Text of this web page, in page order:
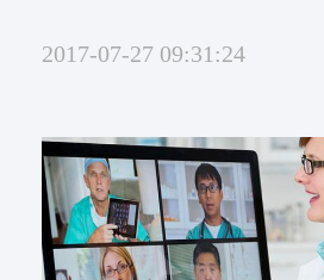
2017-07-27 09:31:24